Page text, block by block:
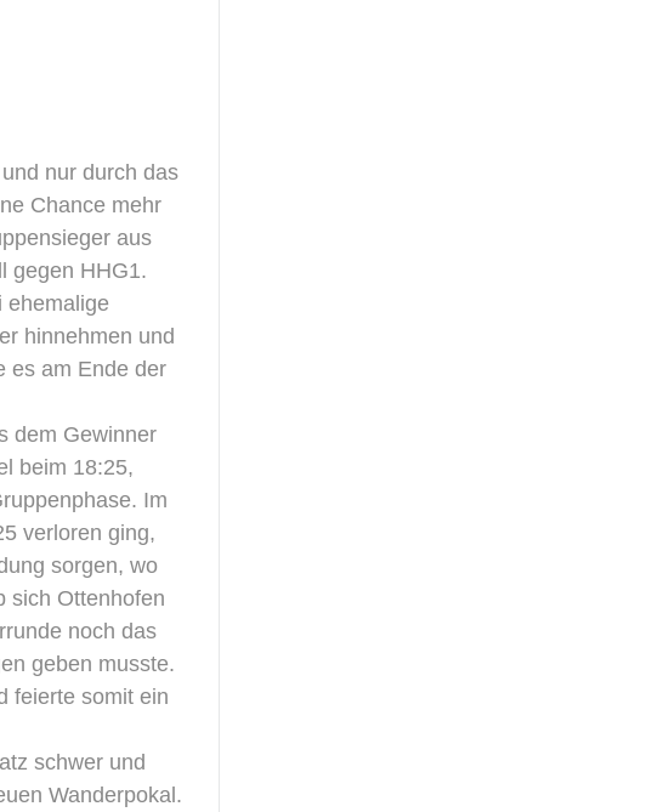
nur durch das
Chance mehr
aus
gegen HHG1.
ehemalige
hinnehmen und
es am Ende der
dem Gewinner
beim 18:25,
Im
verloren ging,
sorgen, wo
sich Ottenhofen
noch das
geben musste.
feierte somit ein
schwer und
Wanderpokal.